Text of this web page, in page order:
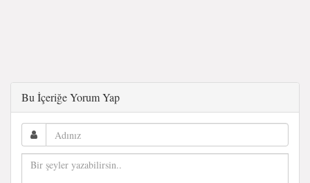
Bu İçeriğe Yorum Yap